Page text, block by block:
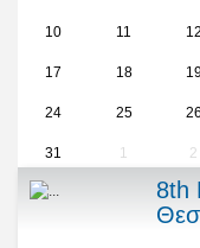
10 11 12
17 18
24 25 26
31 1 2
8th